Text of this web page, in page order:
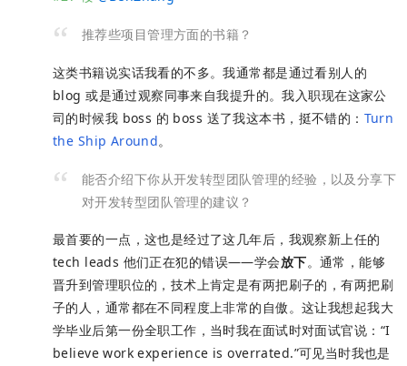
推荐些项目管理方面的书籍？
这类书籍说实话我看的不多。我通常都是通过看别人的
blog 或是通过观察同事来自我提升的。我入职现在这家公
司的时候我 boss 的 boss 送了我这本书，挺不错的： Turn
the Ship Around。
能否介绍下你从开发转型团队管理的经验，以及分享下
对开发转型团队管理的建议？
最首要的一点，这也是经过了这几年后，我观察新上任的
tech leads 他们正在犯的错误——学会放下。通常，能够
晋升到管理职位的，技术上肯定是有两把刷子的，有两把刷
子的人，通常都在不同程度上非常的自傲。这让我想起我大
学毕业后第一份全职工作，当时我在面试时对面试官说：“I
believe work experience is overrated.”可见当时我也是